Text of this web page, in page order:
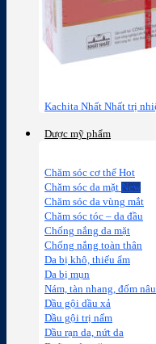
Kachita Nhất Nhất trị
Dược mỹ phẩm
Chăm sóc cơ thể
Chăm sóc da mặt
Chăm sóc da vùng mắt
Chăm sóc tóc – da đầu
Chống nắng da mặt
Chống nắng toàn thân
Da bị khô, thiếu ẩm
Da bị mụn
Nám, tàn nhang, đốm nâu
Dầu gội dầu xả
Dầu gội trị nấm
Dầu rạn da, nứt da